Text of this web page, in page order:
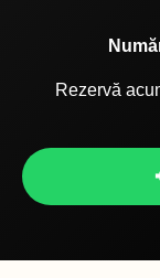
Rezervă